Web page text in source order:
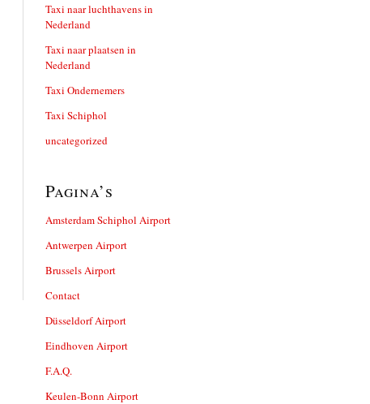
Taxi naar luchthavens in
Nederland
Taxi naar plaatsen in
Nederland
Taxi Ondernemers
Taxi Schiphol
uncategorized
Pagina’s
Amsterdam Schiphol Airport
Antwerpen Airport
Brussels Airport
Contact
Düsseldorf Airport
Eindhoven Airport
F.A.Q.
Keulen-Bonn Airport